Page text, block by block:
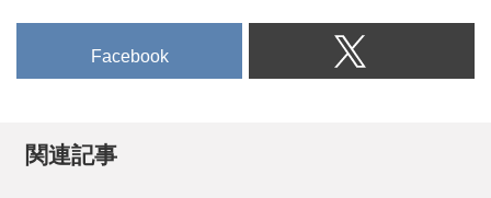
ボード／ライフスタイル／テクノ
ロジー」のジャンルに分けて紹介
Facebook
関連記事